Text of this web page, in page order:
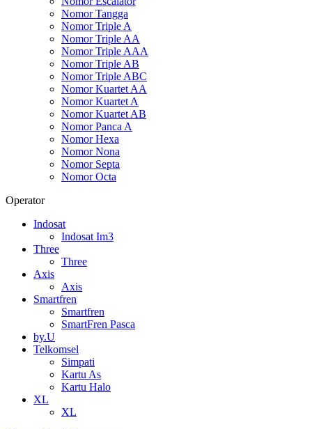
Nomor Tangga
Nomor Triple A
Nomor Triple AA
Nomor Triple AAA
Nomor Triple AB
Nomor Triple ABC
Nomor Kuartet AA
Nomor Kuartet A
Nomor Kuartet AB
Nomor Panca A
Nomor Hexa
Nomor Nona
Nomor Septa
Nomor Octa
Operator
Indosat
Indosat Im3
Three
Three
Axis
Axis
Smartfren
Smartfren
SmartFren Pasca
by.U
Telkomsel
Simpati
Kartu As
Kartu Halo
XL
XL